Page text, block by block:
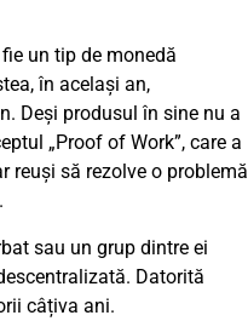
un tip de monedă
în același an,
Deși produsul în sine nu a
„Proof of Work”, care a
reuși să rezolve o problemă
sau un grup dintre ei
Datorită
câțiva ani.